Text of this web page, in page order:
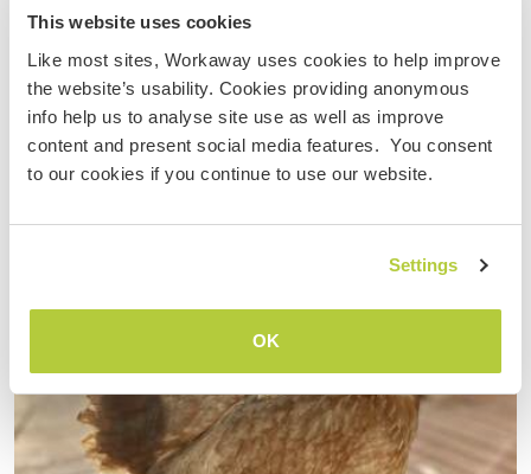
This website uses cookies
Like most sites, Workaway uses cookies to help improve
the website’s usability. Cookies providing anonymous
info help us to analyse site use as well as improve
content and present social media features. You consent
to our cookies if you continue to use our website.
Settings
OK
Stay with us close to the world's most stunning beaches